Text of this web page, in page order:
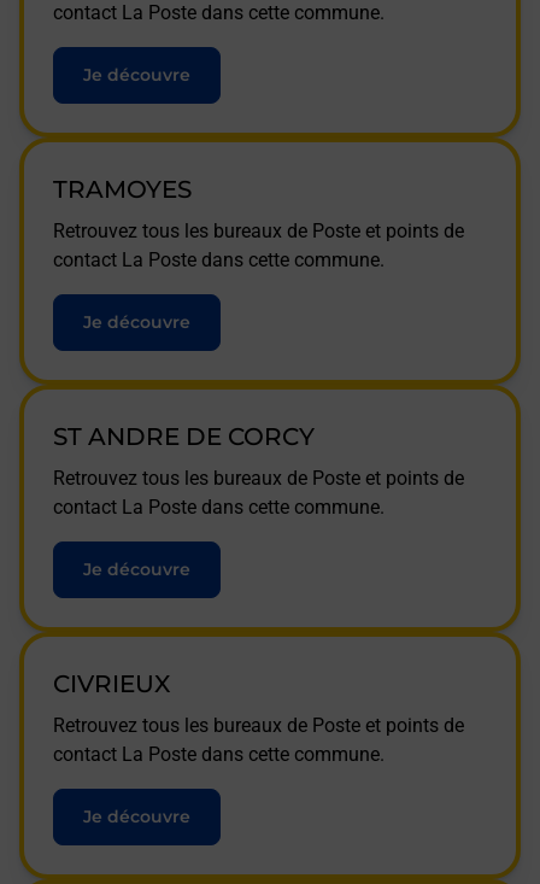
contact La Poste dans cette commune.
Je découvre
TRAMOYES
Retrouvez tous les bureaux de Poste et points de
contact La Poste dans cette commune.
Je découvre
ST ANDRE DE CORCY
Retrouvez tous les bureaux de Poste et points de
contact La Poste dans cette commune.
Je découvre
CIVRIEUX
Retrouvez tous les bureaux de Poste et points de
contact La Poste dans cette commune.
Je découvre